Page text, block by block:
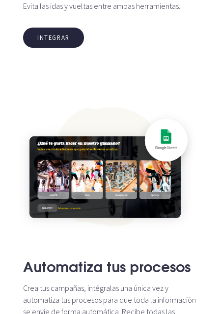
Evita las idas y vueltas entre ambas herramientas.
INTEGRAR
Automatiza tus procesos
Crea tus campañas, intégralas una única vez y
automatiza tus procesos para que toda la información
se envíe de forma automática. Recibe todas las